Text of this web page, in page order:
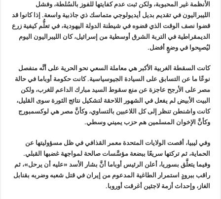
الأنظمة غير المحبوبة، ولكن ثبت عدم كفايتها للفوز بالسُلطة، وفشل
الليبراليون في تقديم بديل أيديولوجي متماسك ذي جاذبية واسعة. إذا كانوا قد
قضوا نصف الوقت الذي قضوه في شيطنة الدولة اليهودية، في تعلُّم كيفية زرع
الديمقراطية في التربة الشرق أوسطية من إسرائيل، كان الليبراليون اليوم
ليُصبِحوا في وضعٍ أفضل.
كانت السقطة الغربية الأكبر هي معاملة السعي نحو الحرية على أنَّه منفصل
نوعًا ما عن التسابق على السيادة الجيوسياسية. كانت حكومة أوباما في حالة
مصر على الأرجح عاجزة عن منع سقوط السيد مبارك الداعم للغرب، ولكن
البيت الأبيض لم يفعل في الشهور اللاحقة لتشكيل نتائج الثورة سوى القليل،
كانت واشنطن تنظر إلى كل اللاعبين بالتساوي، وكأنَّ مصر هي لوكسمبورج
وكأنَّ الإخوان المسلمين هم حزب يميني وسطي.
وفي ليبيا، أقصت الولايات المتحدة معمر القذافي في ظل مسؤوليتها عن
الحماية، ثم تركتها سريعًا ببضعة مؤسَّسات صالحة لمواجهة غضبها القبلي.
وفيما يتعلَّق بسوريا، أعلن الرئيس أوباما أنَّ بشار الأسد «عليه أن يرحل»، ثم
راقب ببرودٍ استمرار الطاغية المدعوم من إيران في قتل شعبه وضربه بقنابل
الغاز، وإحداث أزمة لاجئين أغرقت أوروبا.